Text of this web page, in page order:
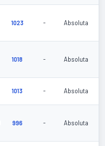
1023 - Absoluta
1018 - Absoluta
1013 - Absoluta
996 - Absoluta